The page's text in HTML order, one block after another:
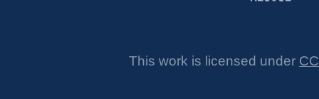
This work is licensed under